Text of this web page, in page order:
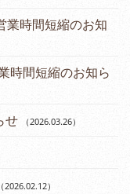
業時間短縮のお知
時間短縮のお知ら
せ （2026.03.26）
（2026.02.12）